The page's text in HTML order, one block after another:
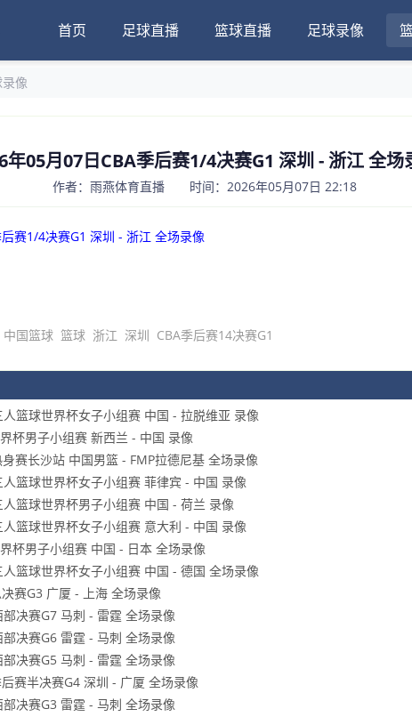
首页 足球直播 篮球直播 足球录像
像
年05月07日CBA季后赛1/4决赛G1 深圳 - 浙江 全场
作者：雨燕体育直播 时间：2026年05月07日 22:18
赛1/4决赛G1 深圳 - 浙江 全场录像
中国篮球 篮球 浙江 深圳 CBA季后赛14决赛G1
篮球世界杯女子小组赛 中国 - 拉脱维亚 录像
杯男子小组赛 新西兰 - 中国 录像
赛长沙站 中国男篮 - FMP拉德尼基 全场录像
篮球世界杯女子小组赛 菲律宾 - 中国 录像
篮球世界杯男子小组赛 中国 - 荷兰 录像
篮球世界杯女子小组赛 意大利 - 中国 录像
杯男子小组赛 中国 - 日本 全场录像
篮球世界杯女子小组赛 中国 - 德国 全场录像
赛G3 广厦 - 上海 全场录像
决赛G7 马刺 - 雷霆 全场录像
决赛G6 雷霆 - 马刺 全场录像
决赛G5 马刺 - 雷霆 全场录像
赛半决赛G4 深圳 - 广厦 全场录像
决赛G3 雷霆 - 马刺 全场录像